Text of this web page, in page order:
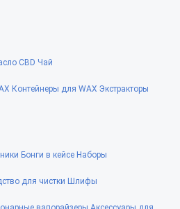
CBD Чай
Контейнеры для WAX Экстракторы
Бонги в кейсе Наборы
для чистки Шлифы